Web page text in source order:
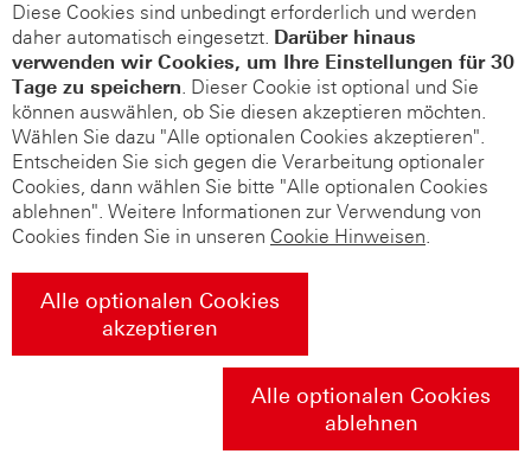
Diese Cookies sind unbedingt erforderlich und werden
daher automatisch eingesetzt. Darüber hinaus
verwenden wir Cookies, um Ihre Einstellungen für 30
Tage zu speichern. Dieser Cookie ist optional und Sie
können auswählen, ob Sie diesen akzeptieren möchten.
Wählen Sie dazu "Alle optionalen Cookies akzeptieren".
Entscheiden Sie sich gegen die Verarbeitung optionaler
Cookies, dann wählen Sie bitte "Alle optionalen Cookies
ablehnen". Weitere Informationen zur Verwendung von
Cookies finden Sie in unseren Cookie Hinweisen.
Alle optionalen Cookies
akzeptieren
Alle optionalen Cookies
ablehnen